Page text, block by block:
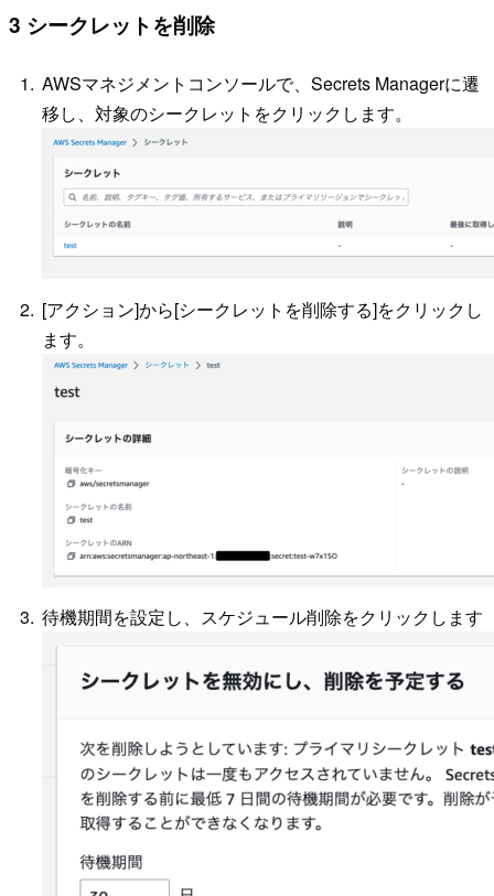
3 シークレットを削除
AWSマネジメントコンソールで、Secrets Managerに遷
移し、対象のシークレットをクリックします。
[アクション]から[シークレットを削除する]をクリックし
ます。
待機期間を設定し、スケジュール削除をクリックします